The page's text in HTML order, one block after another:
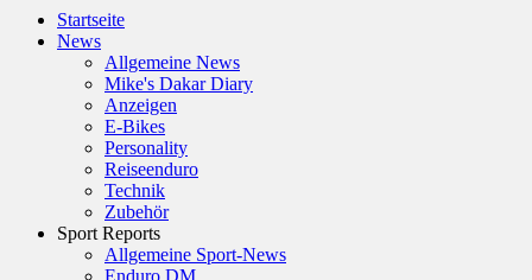
Startseite
News
Allgemeine News
Mike's Dakar Diary
Anzeigen
E-Bikes
Personality
Reiseenduro
Technik
Zubehör
Sport Reports
Allgemeine Sport-News
Enduro DM